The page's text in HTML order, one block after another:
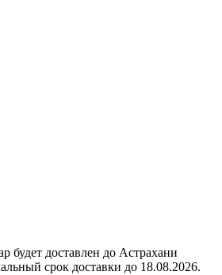
будет доставлен до Астрахани
срок доставки до 18.08.2026.